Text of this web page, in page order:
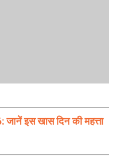
जानें इस खास दिन की महत्ता